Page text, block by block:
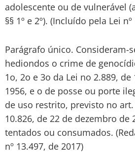
adolescente ou de vulnerável
§§ 1º e 2º). (Incluído pela Lei
Parágrafo único. Consideram-
hediondos o crime de
1o, 2o e 3o da Lei no 2.889,
1956, e o de posse ou porte
de uso restrito, previsto no art.
10.826, de 22 de dezembro de
tentados ou consumados.
nº 13.497, de 2017)